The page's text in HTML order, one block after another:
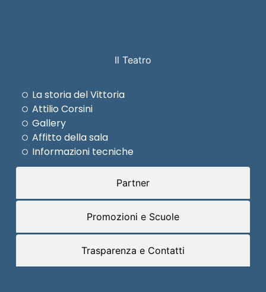
Il Teatro
Partner
Promozioni e Scuole
Trasparenza e Contatti
La storia del Vittoria
Attilio Corsini
Gallery
Affitto della sala
Informazioni tecniche